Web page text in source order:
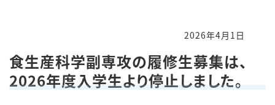
2026年4月1日
食生産科学副専攻の履修生募集は、
2026年度入学生より停止しました。